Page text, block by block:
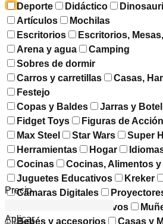
X Deporte
Didáctico
Artículos
Mochilas
Escritorios
Escritorios,
Arena y agua
Camping
Sobres de dormir
Carros y carretillas
Casas,
Festejo
Copas y Baldes
Jarras y
Fidget Toys
Figuras de Acción
Max Steel
Star Wars Super
Herramientas
Hogar
Cocinas
Cocinas, Alimentos
Juguetes Educativos
Kreker
Cámaras Digitales
Multimedia e Interactivos
Bebés y accesorios
Casas y
Precio
Aplicar